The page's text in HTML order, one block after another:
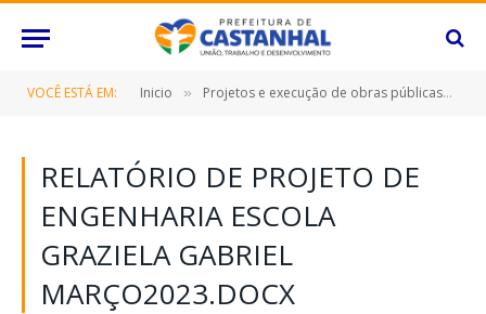
VOCÊ ESTÁ EM: Inicio » Projetos e execução de obras públicas
RELATÓRIO DE PROJETO DE
ENGENHARIA ESCOLA
GRAZIELA GABRIEL
MARÇO2023.DOCX